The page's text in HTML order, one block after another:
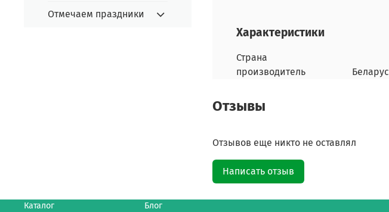
Характеристики
Страна
производитель
Отзывы
Отзывов еще никто не оставлял
Написать отзыв
Отмечаем праздники
Каталог Блог